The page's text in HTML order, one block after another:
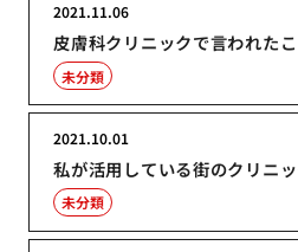
皮膚科クリニックで言われた
2021.11.06
未分類
私が活用している街のクリニ
2021.10.01
未分類